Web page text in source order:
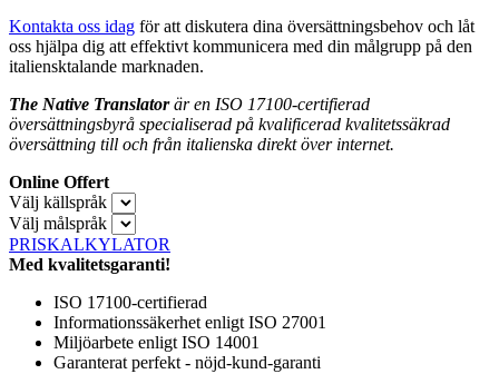
Kontakta oss idag för att diskutera dina översättningsbehov och låt
oss hjälpa dig att effektivt kommunicera med din målgrupp på den
italiensktalande marknaden.
The Native Translatorär en ISO 17100-certifierad
översättningsbyrå specialiserad på kvalificerad kvalitetssäkrad
översättning till och från italienska direkt över internet.
Online Offert
Välj källspråk
Välj målspråk
PRISKALKYLATOR
Med kvalitetsgaranti!
ISO 17100-certifierad
Informationssäkerhet enligt ISO 27001
Miljöarbete enligt ISO 14001
Garanterat perfekt - nöjd-kund-garanti